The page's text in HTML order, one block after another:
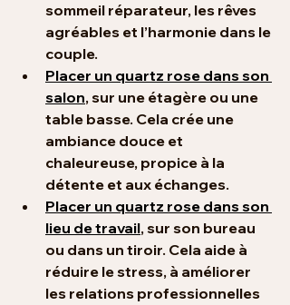
sommeil réparateur, les rêves
agréables et l’harmonie dans le
couple.
Placer un quartz rose dans son
salon, sur une étagère ou une
table basse. Cela crée une
ambiance douce et
chaleureuse, propice à la
détente et aux échanges.
Placer un quartz rose dans son
lieu de travail, sur son bureau
ou dans un tiroir. Cela aide à
réduire le stress, à améliorer
les relations professionnelles